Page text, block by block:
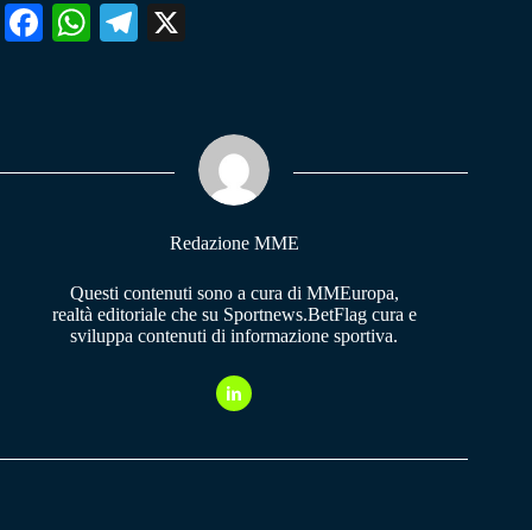
Fa W
pp
Te
m
Redazione MME
Questi contenuti sono a cura di MMEuropa,
realtà editoriale che su Sportnews.BetFlag cura e
sviluppa contenuti di informazione sportiva.